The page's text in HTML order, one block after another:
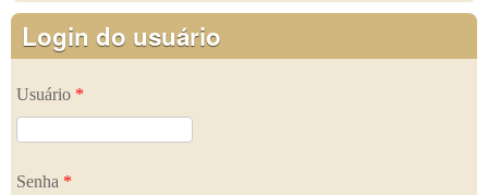
Login do usuário
Usuário *
Senha *